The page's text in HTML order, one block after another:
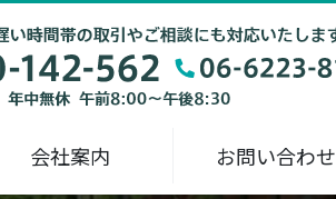
会社案内 お問い合わせ